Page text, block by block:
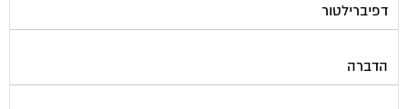
דפיברילטור
הדברה